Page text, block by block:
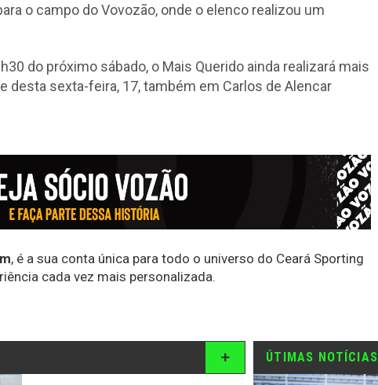
o campo do Vovozão, onde o elenco realizou um
do próximo sábado, o Mais Querido ainda realizará mais
desta sexta-feira, 17, também em Carlos de Alencar
, é a sua conta única para todo o universo do Ceará Sporting
cada vez mais personalizada.
ÚTIMAS NOTÍCIAS